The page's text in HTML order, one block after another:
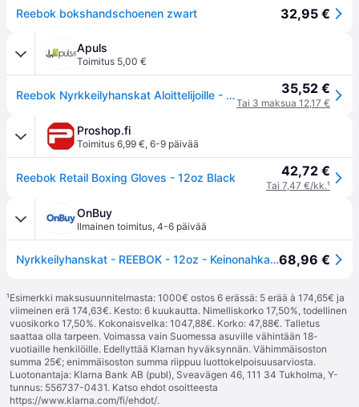
Reebok bokshandschoenen zwart 32,95 €
Apuls
Toimitus 5,00 €
Reebok Nyrkkeilyhanskat Aloittelijoille - Musta 12 oz 35,52 €
Tai 3 maksua 12,17 €
Proshop.fi
Toimitus 6,99 €, 6-9 päivää
Reebok Retail Boxing Gloves - 12oz Black 42,72 €
Tai 7,47 €/kk.¹
OnBuy
Ilmainen toimitus, 4-6 päivää
Nyrkkeilyhanskat - REEBOK - 12oz - Keinonahka - Musta - Mukavuus ja kestävyys68,96 €
¹Esimerkki maksusuunnitelmasta: 1000€ ostos 6 erässä: 5 erää à 174,65€ ja
viimeinen erä 174,63€. Kesto: 6 kuukautta. Nimelliskorko 17,50%, todellinen
vuosikorko 17,50%. Kokonaisvelka: 1047,88€. Korko: 47,88€. Talletus
saattaa olla tarpeen. Voimassa vain Suomessa asuville vähintään 18-
vuotiaille henkilöille. Edellyttää Klarnan hyväksynnän. Vähimmäisoston
summa 25€; enimmäisoston summa riippuu luottokelpoisuusarviosta.
Luotonantaja: Klarna Bank AB (publ), Sveavägen 46, 111 34 Tukholma, Y-
tunnus: 556737-0431. Katso ehdot osoitteesta
https://www.klarna.com/fi/ehdot/.